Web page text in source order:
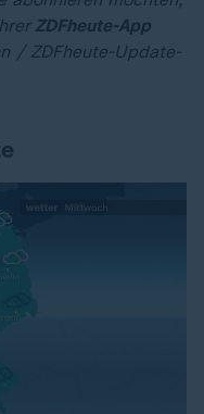
ZDFheute-App
/ ZDFheute-Update-